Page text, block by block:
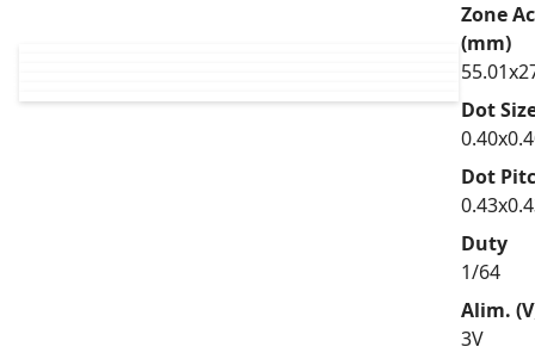
Zone
(mm)
Dot
Dot
Duty
1/64
Alim.
3V